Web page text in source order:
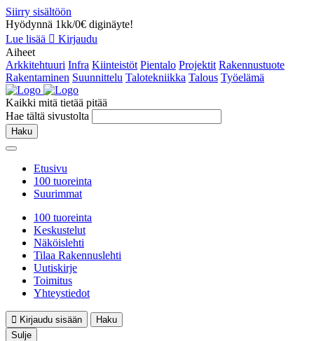
Siirry sisältöön
Hyödynnä 1kk/0€ diginäyte!
Lue lisää
Kirjaudu
Aiheet
Arkkitehtuuri Infra Kiinteistöt Pientalo Projektit Rakennustuote
Rakentaminen Suunnittelu Talotekniikka Talous Työelämä
Kaikki mitä tietää pitää
Hae tältä sivustolta
Haku
Etusivu
100 tuoreinta
Suurimmat
100 tuoreinta
Keskustelut
Näköislehti
Tilaa Rakennuslehti
Uutiskirje
Toimitus
Yhteystiedot
Kirjaudu sisään
Haku
Sulje